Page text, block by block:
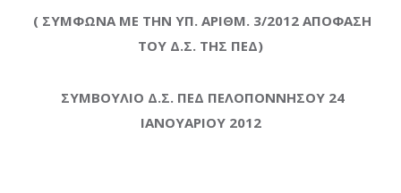
( ΣΥΜΦΩΝΑ ΜΕ ΤΗΝ ΥΠ. ΑΡΙΘΜ. 3/2012 ΑΠΟΦΑΣΗ
ΤΟΥ Δ.Σ. ΤΗΣ ΠΕΔ)
ΣΥΜΒΟΥΛΙΟ Δ.Σ. ΠΕΔ ΠΕΛΟΠΟΝΝΗΣΟΥ 24
ΙΑΝΟΥΑΡΙΟΥ 2012